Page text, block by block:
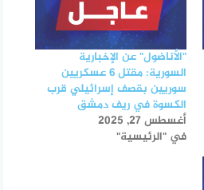
"الأناضول" عن الإخبارية
السورية: مقتل 6 عسكريين
سوريين بقصف إسرائيلي قرب
الكسوة في ريف دمشق
أغسطس 27, 2025
في "الرئيسية"